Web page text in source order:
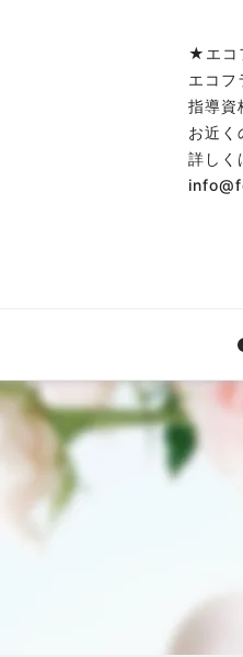
★エコ
エコ
指導資
お近く
詳しく